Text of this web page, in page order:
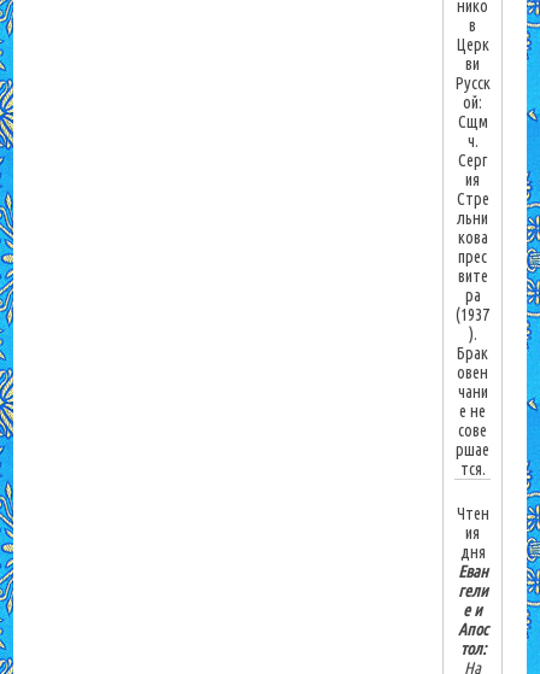
нико
в
Церк
ви
Русск
ой:
Сщм
ч.
Серг
ия
Стре
льни
кова
прес
вите
ра
(1937
).
Брак
овен
чани
е не
сове
ршае
тся.
Чтен
ия
дня
Еван
гели
е и
Апос
тол:
На